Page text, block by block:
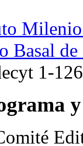
Milenio
Basal
1-